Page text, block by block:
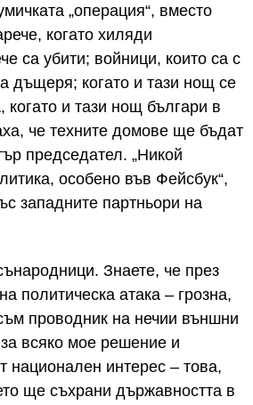
„операция“, вместо
когато хиляди
са убити; войници, които са с
дъщеря; когато и тази нощ се
и тази нощ българи в
че техните домове ще бъдат
председател. „Никой
особено във Фейсбук“,
западните партньори на
Знаете, че през
политическа атака – грозна,
проводник на нечии външни
всяко мое решение и
национален интерес – това,
ще съхрани държавността в